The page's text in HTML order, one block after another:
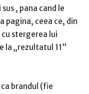
sus , pana cand le
pagina, ceea ce, din
stergerea lui
la „rezultatul 11”
brandul (fie